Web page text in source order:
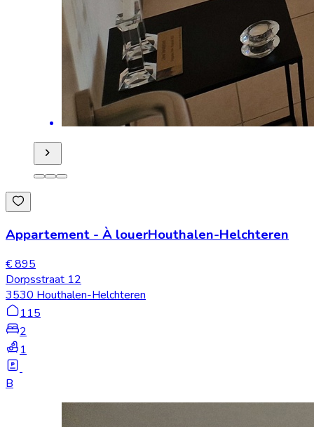
Appartement - À louerHouthalen-Helchteren
€ 895
Dorpsstraat 12
3530 Houthalen-Helchteren
115
2
1
B